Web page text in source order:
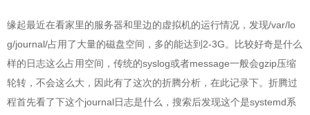
缘起最近在看家里的服务器和里边的虚拟机的运行情况，发现/var/lo
g/journal/占用了大量的磁盘空间，多的能达到2-3G。比较好奇是什么
样的日志这么占用空间，传统的syslog或者message一般会gzip压缩
轮转，不会这么大，因此有了这次的折腾分析，在此记录下。折腾过
程首先看了下这个journal日志是什么，搜索后发现这个是systemd系